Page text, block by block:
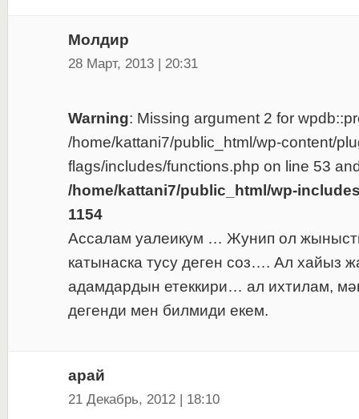
Молдир
28 Март, 2013 | 20:31
Warning: Missing argument 2 for
/home/kattani7/public_html/wp-content/
flags/includes/functions.php on line 53
/home/kattani7/public_html/wp-
1154
Ассалам уалеикум … Жунип ол
катынаска тусу деген соз…. Ал хайыз
адамдардын етеккири… ал ихтилам,
дегенди мен билмиди екем.
арай
21 Декабрь, 2012 | 18:10